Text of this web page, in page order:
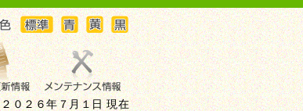
２０２６年７月１日 現在